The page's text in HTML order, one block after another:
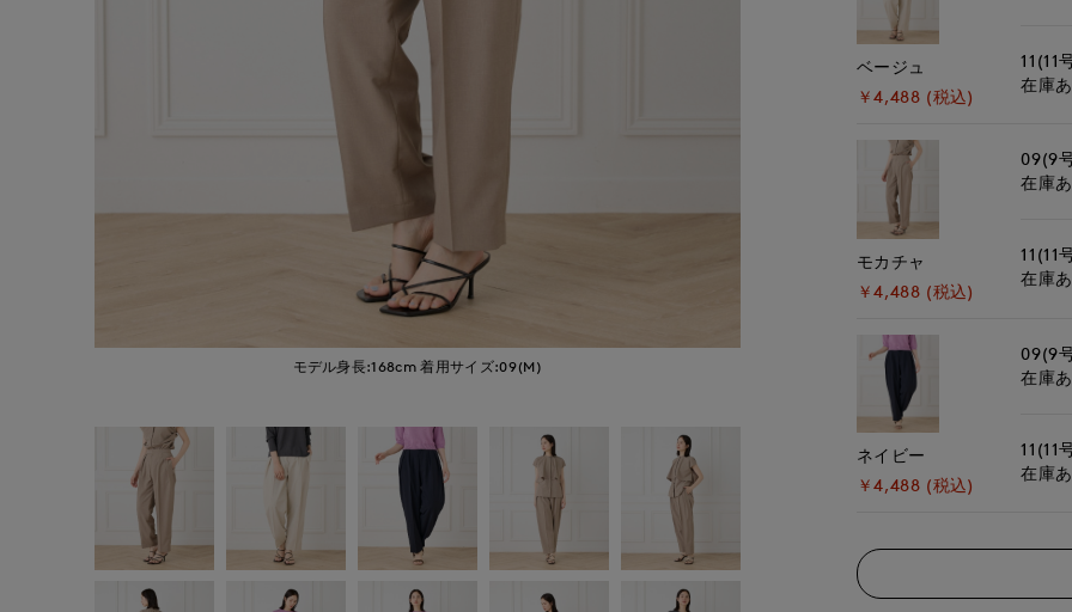
モデル身長:168cm 着用サイズ:09(M) モデル身長:168cm
ベージュ
￥4,488 (税込)
11(11
在庫
モカチャ
￥4,488 (税込)
09(9
在庫
11(11
在庫
ネイビー
￥4,488 (税込)
09(9
在庫
11(11
在庫